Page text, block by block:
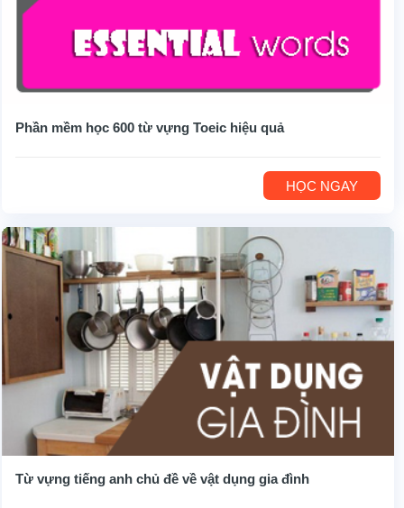
Phần mềm học 600 từ vựng Toeic hiệu quả
HỌC NGAY
Từ vựng tiếng anh chủ đề về vật dụng gia đình